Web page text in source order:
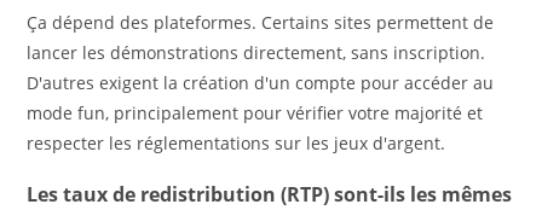
Ça dépend des plateformes. Certains sites permettent de
lancer les démonstrations directement, sans inscription.
D'autres exigent la création d'un compte pour accéder au
mode fun, principalement pour vérifier votre majorité et
respecter les réglementations sur les jeux d'argent.
Les taux de redistribution (RTP) sont-ils les mêmes